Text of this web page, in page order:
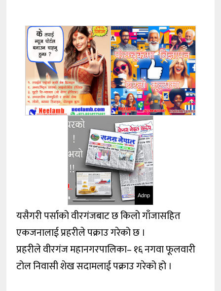
Adnp
यसैगरी पर्साको वीरगंजबाट छ किलो गाँजासहित
एकजनालाई प्रहरीले पक्राउ गरेको छ ।
प्रहरीले वीरगंज महानगरपालिका– १६ नगवा फूलवारी
टोल निवासी शेख सदामलाई पक्राउ गरेको हो ।